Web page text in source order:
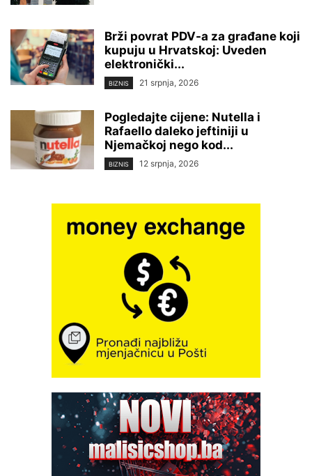
Brži povrat PDV-a za građane koji
kupuju u Hrvatskoj: Uveden
elektronički...
BIZNIS 21 srpnja, 2026
Pogledajte cijene: Nutella i
Rafaello daleko jeftiniji u
Njemačkoj nego kod...
BIZNIS 12 srpnja, 2026